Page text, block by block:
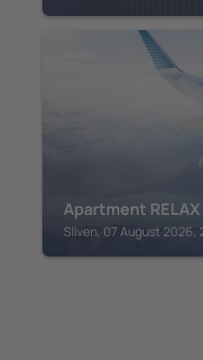
Apartment
Sliven, 07 August 2026,